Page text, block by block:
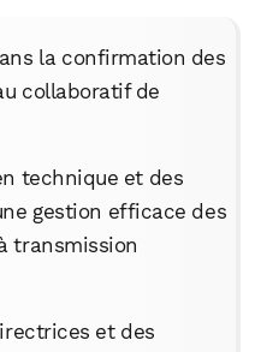
la confirmation des
collaboratif de
technique et des
gestion efficace des
transmission
et des